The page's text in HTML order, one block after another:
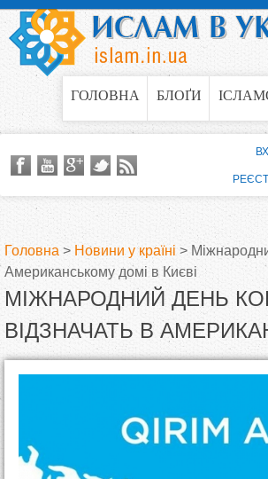
Jump to navigation
ГОЛОВНА БЛОҐИ
В
и
є
Головна > Новини у країні >
Американському домі в Києві
МІЖНАРОДНИЙ ДЕНЬ
ВІДЗНАЧАТЬ В